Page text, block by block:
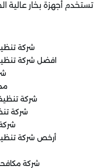
تستخدم أجهزة بخار عالية
شركة
افضل شركة
شركة
شركة
أرخص شركة
شركة